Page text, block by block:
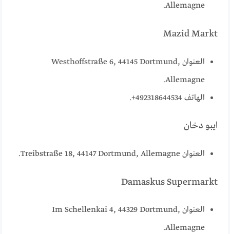
Allemagne.
Mazid Markt
العنوان Westhoffstraße 6, 44145 Dortmund,
Allemagne.
الهاتف 492318644534+.
ايبو دخان
العنوان Treibstraße 18, 44147 Dortmund, Allemagne.
Damaskus Supermarkt
العنوان Im Schellenkai 4, 44329 Dortmund,
Allemagne.